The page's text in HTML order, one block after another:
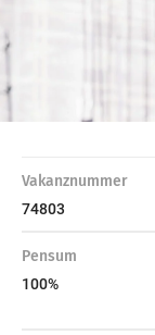
Vakanznummer
74803
Pensum
100%